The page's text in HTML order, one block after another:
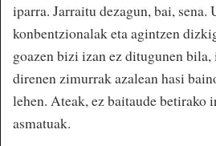
iparra. Jarraitu dezagun, bai,
konbentzionalak eta agintzen
goazen bizi izan ez ditugunen
direnen zimurrak azalean hasi
lehen. Ateak, ez baitaude betirako
asmatuak.